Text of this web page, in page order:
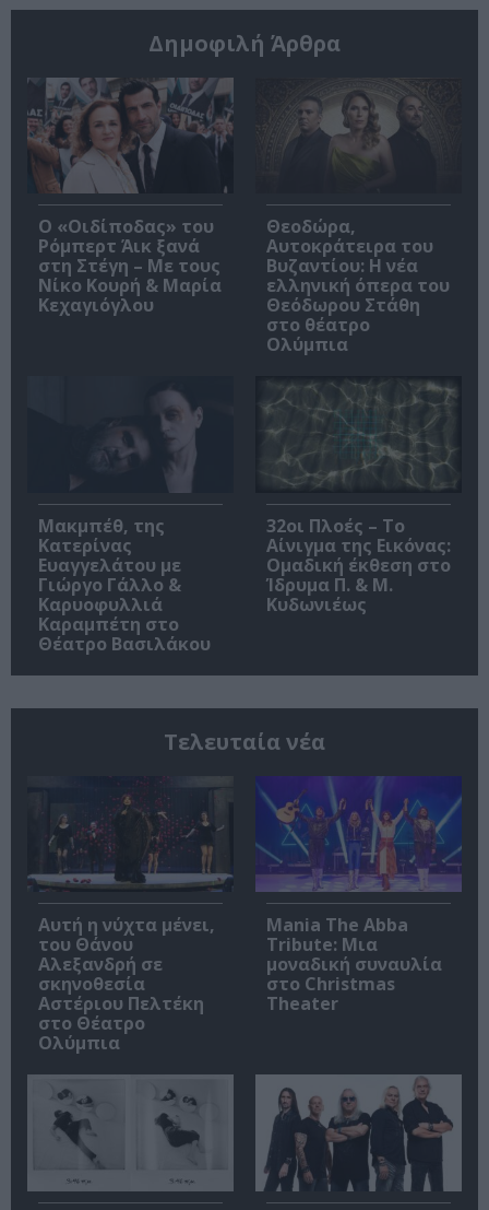
Δημοφιλή Άρθρα
O «Οιδίποδας» του
Ρόμπερτ Άικ ξανά
στη Στέγη – Με τους
Νίκο Κουρή & Μαρία
Κεχαγιόγλου
Θεοδώρα,
Αυτοκράτειρα του
Βυζαντίου: Η νέα
ελληνική όπερα του
Θεόδωρου Στάθη
στο θέατρο
Ολύμπια
Μακμπέθ, της
Κατερίνας
Ευαγγελάτου με
Γιώργο Γάλλο &
Καρυοφυλλιά
Καραμπέτη στο
Θέατρο Βασιλάκου
32οι Πλοές – Το
Αίνιγμα της Εικόνας:
Ομαδική έκθεση στο
Ίδρυμα Π. & Μ.
Κυδωνιέως
Τελευταία νέα
Αυτή η νύχτα μένει,
του Θάνου
Αλεξανδρή σε
σκηνοθεσία
Αστέριου Πελτέκη
στο Θέατρο
Ολύμπια
Mania The Abba
Tribute: Μια
μοναδική συναυλία
στο Christmas
Theater